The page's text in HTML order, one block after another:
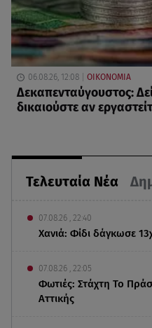
Τελευταία Νέα
07.08.26 , 22:40
Χανιά: Φίδι δάγκωσε
07.08.26 , 22:05
Φωτιές: Στάχτη Το
Αττικής
06.08.26, 12:08 ΟΙΚΟΝΟΜΙΑ
Δεκαπενταύγουστος:
δικαιούστε αν